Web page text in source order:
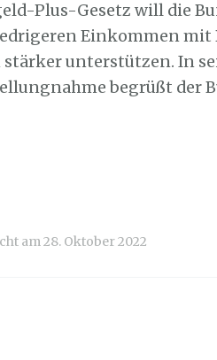
Plus-Gesetz will die
Einkommen mit
unterstützen. In
begrüßt der
am28. Oktober 2022